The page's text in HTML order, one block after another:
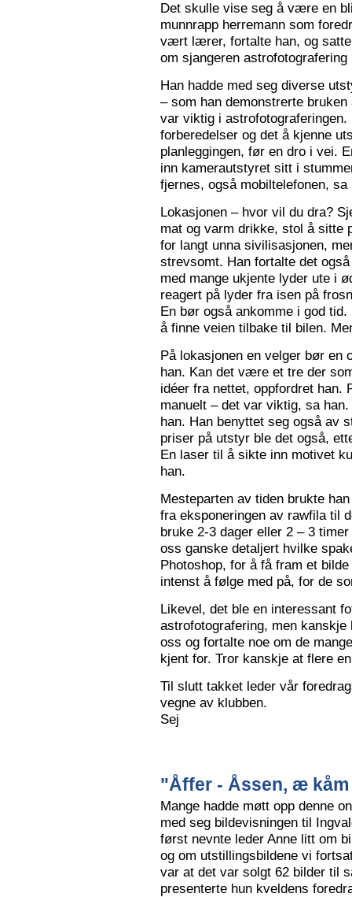
Det skulle vise seg å være en
munnrapp herremann som
vært lærer, fortalte han, og
om sjangeren astrofotografering
Han hadde med seg diverse
– som han demonstrerte
var viktig i
forberedelser og det å kjenne
planleggingen, før en dro i vei.
inn kamerautstyret sitt i
fjernes, også mobiltelefonen, sa
Lokasjonen – hvor vil du dra?
mat og varm drikke, stol å
for langt unna sivilisasjonen,
strevsomt. Han fortalte det
med mange ukjente lyder ute i
reagert på lyder fra isen på
En bør også ankomme i god
å finne veien tilbake til bilen.
På lokasjonen en velger bør en
han. Kan det være et tre der
idéer fra nettet, oppfordret han.
manuelt – det var viktig, sa
han. Han benyttet seg også av
priser på utstyr ble det også,
En laser til å sikte inn motivet
han.
Mesteparten av tiden brukte
fra eksponeringen av rawfila til
bruke 2-3 dager eller 2 – 3
oss ganske detaljert hvilke
Photoshop, for å få fram et
intenst å følge med på, for de
Likevel, det ble en interessant
astrofotografering, men
oss og fortalte noe om de
kjent for. Tror kanskje at flere
Til slutt takket leder vår
vegne av klubben.
Sej
"Åffer - Åssen, æ
Mange hadde møtt opp denne
med seg bildevisningen til
først nevnte leder Anne litt om
og om utstillingsbildene vi
var at det var solgt 62 bilder til
presenterte hun kveldens